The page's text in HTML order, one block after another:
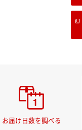
お届け日数を調べる